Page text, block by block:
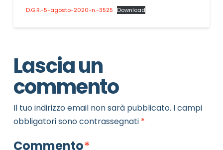
D.G.R.-5-agosto-2020-n.-3525 Download
Lascia un
commento
Il tuo indirizzo email non sarà pubblicato. I campi
obbligatori sono contrassegnati *
Commento*